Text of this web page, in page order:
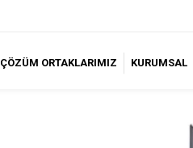
ÇÖZÜM ORTAKLARIMIZ KURUMSAL